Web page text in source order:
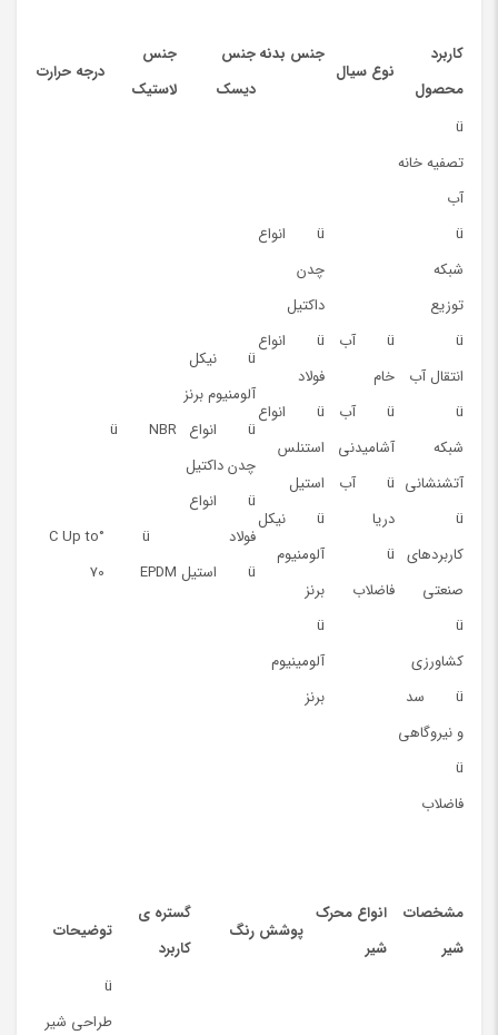
کاربرد
محصول
نوع سیال
جنس بدنهجنس
دیسک
جنس
لاستیک
درجه حرارت
تصفیه خانه
آب
شبکه
توزیع
انتقال آب
شبکه
آتشنشانی
کاربردهای
صنعتی
کشاورزی
ü سد
و نیروگاهی
فاضلاب
ü آب
خام
ü آب
آشامیدنی
ü آب
دریا
فاضلاب
ü انواع
چدن
داکتیل
ü انواع
فولاد
ü انواع
استنلس
استیل
ü نیکل
آلومنیوم
برنز
آلومینیوم
برنز
ü نیکل
آلومنیوم برنز
ü انواع
چدن داکتیل
ü انواع
فولاد
ü استیل
ü NBR
ü
EPDM
°C Up to
70
مشخصات
شیر
انواع محرک
شیر
پوشش رنگ
گستره ی
کاربرد
توضیحات
طراحی شیر